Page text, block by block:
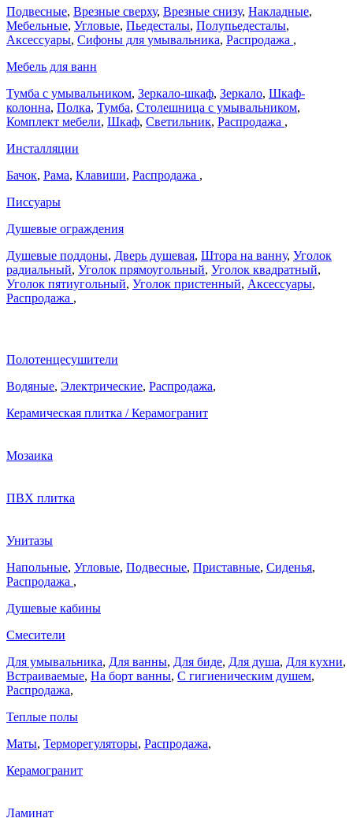
Подвесные, Врезные сверху, Врезные снизу, Накладные,
Мебельные, Угловые, Пьедесталы, Полупьедесталы,
Аксессуары, Сифоны для умывальника, Распродажа ,
Мебель для ванн
Тумба с умывальником, Зеркало-шкаф, Зеркало, Шкаф-
колонна, Полка, Тумба, Столешница с умывальником,
Комплект мебели, Шкаф, Светильник, Распродажа ,
Инсталляции
Бачок, Рама, Клавиши, Распродажа ,
Писсуары
Душевые ограждения
Душевые поддоны, Дверь душевая, Штора на ванну, Уголок
радиальный, Уголок прямоугольный, Уголок квадратный,
Уголок пятиугольный, Уголок пристенный, Аксессуары,
Распродажа ,
Полотенцесушители
Водяные, Электрические, Распродажа,
Керамическая плитка / Керамогранит
Мозаика
ПВХ плитка
Унитазы
Напольные, Угловые, Подвесные, Приставные, Сиденья,
Распродажа ,
Душевые кабины
Смесители
Для умывальника, Для ванны, Для биде, Для душа, Для кухни,
Встраиваемые, На борт ванны, C гигиеническим душем,
Распродажа,
Теплые полы
Маты, Терморегуляторы, Распродажа,
Керамогранит
Ламинат